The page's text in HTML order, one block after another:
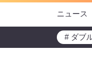
ニュース
# ダブ